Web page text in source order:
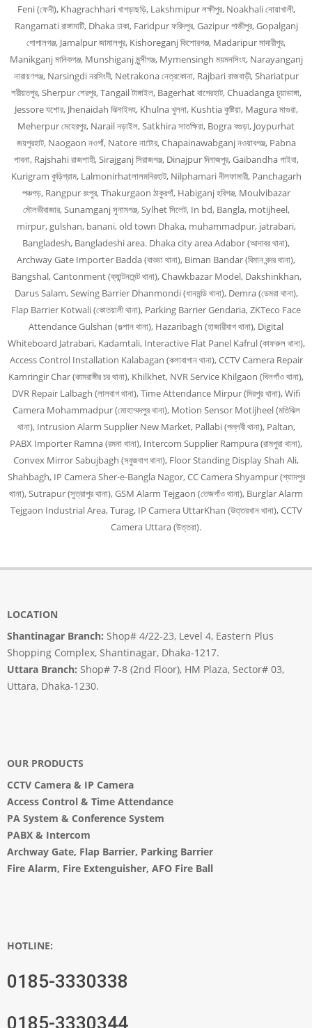
Feni (ফেনী), Khagrachhari খাগড়াছড়ি, Lakshmipur লক্ষীপুর, Noakhali নোয়াখালী,
Rangamati রাঙ্গামাটি, Dhaka ঢাকা, Faridpur ফরিদপুর, Gazipur গাজীপুর, Gopalganj
গোপালগঞ্জ, Jamalpur জামালপুর, Kishoreganj কিশোরগঞ্জ, Madaripur মাদারীপুর,
Manikganj মানিকগঞ্জ, Munshiganj মুন্সীগঞ্জ, Mymensingh ময়মনসিংহ, Narayanganj
নারায়ণগঞ্জ, Narsingdi নরসিংদী, Netrakona নেত্রকোনা, Rajbari রাজবাড়ী, Shariatpur
শরীয়তপুর, Sherpur শেরপুর, Tangail টাঙ্গাইল, Bagerhat বাগেরহাট, Chuadanga চুয়াডাঙ্গা,
Jessore যশোর, Jhenaidah ঝিনাইদহ, Khulna খুলনা, Kushtia কুষ্টিয়া, Magura মাগুরা,
Meherpur মেহেরপুর, Narail নড়াইল, Satkhira সাতক্ষিরা, Bogra বগুড়া, Joypurhat
জয়পুরহাট, Naogaon নওগাঁ, Natore নাটোর, Chapainawabganj নওয়াবগঞ্জ, Pabna
পাবনা, Rajshahi রাজশাহী, Sirajganj সিরাজগঞ্জ, Dinajpur দিনাজপুর, Gaibandha গাইবা,
Kurigram কুড়িগ্রাম, Lalmonirhatলালমনিরহাট, Nilphamari নীলফামারী, Panchagarh
পঞ্চগড়, Rangpur রংপুর, Thakurgaon ঠাকুরগাঁ, Habiganj হবিগঞ্জ, Moulvibazar
মৌলভীবাজার, Sunamganj সুনামগঞ্জ, Sylhet সিলেট, In bd, Bangla, motijheel,
mirpur, gulshan, banani, old town Dhaka, muhammadpur, jatrabari,
Bangladesh, Bangladeshi area. Dhaka city area Adabor (আদাবর থানা),
Archway Gate Importer Badda (বাড্ডা থানা), Biman Bandar (বিমান বন্দর থানা),
Bangshal, Cantonment (ক্যান্টনমেন্ট থানা), Chawkbazar Model, Dakshinkhan,
Darus Salam, Sewing Barrier Dhanmondi (ধানমন্ডি থানা), Demra (ডেমরা থানা),
Flap Barrier Kotwali (কোতয়ালী থানা), Parking Barrier Gendaria, ZKTeco Face
Attendance Gulshan (গুল্শান থানা), Hazaribagh (হাজারীবাগ থানা), Digital
Whiteboard Jatrabari, Kadamtali, Interactive Flat Panel Kafrul (কাফরুল থানা),
Access Control Installation Kalabagan (কলাবাগান থানা), CCTV Camera Repair
Kamringir Char (কামরাঙ্গীর চর থানা), Khilkhet, NVR Service Khilgaon (খিলগাঁও থানা),
DVR Repair Lalbagh (লালবাগ থানা), Time Attendance Mirpur (মিরপুর থানা), Wifi
Camera Mohammadpur (মোহাম্মদপুর থানা), Motion Sensor Motijheel (মতিঝিল
থানা), Intrusion Alarm Supplier New Market, Pallabi (পল্লবী থানা), Paltan,
PABX Importer Ramna (রমনা থানা), Intercom Supplier Rampura (রামপুরা থানা),
Convex Mirror Sabujbagh (সবুজবাগ থানা), Floor Standing Display Shah Ali,
Shahbagh, IP Camera Sher-e-Bangla Nagor, CC Camera Shyampur (শ্যামপুর
থানা), Sutrapur (সুত্রাপুর থানা), GSM Alarm Tejgaon (তেজগাঁও থানা), Burglar Alarm
Tejgaon Industrial Area, Turag, IP Camera UttarKhan (উত্তরখান থানা), CCTV
Camera Uttara (উত্তরা).
LOCATION
Shantinagar Branch: Shop# 4/22-23, Level 4, Eastern Plus
Shopping Complex, Shantinagar, Dhaka-1217.
Uttara Branch: Shop# 7-8 (2nd Floor), HM Plaza, Sector# 03,
Uttara, Dhaka-1230.
OUR PRODUCTS
CCTV Camera & IP Camera
Access Control & Time Attendance
PA System & Conference System
PABX & Intercom
Archway Gate, Flap Barrier, Parking Barrier
Fire Alarm, Fire Extenguisher, AFO Fire Ball
HOTLINE:
0185-3330338
0185-3330344